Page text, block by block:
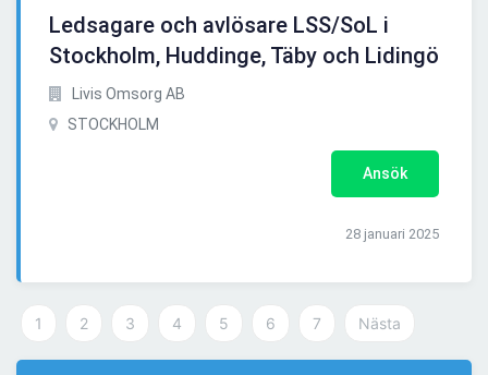
Ledsagare och avlösare LSS/SoL i
Stockholm, Huddinge, Täby och Lidingö
Livis Omsorg AB
STOCKHOLM
Ansök
28 januari 2025
1 2 3 4 5 6 7 Nästa